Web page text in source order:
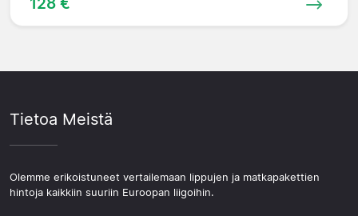
Tietoa Meistä
Olemme erikoistuneet vertailemaan lippujen ja matkapakettien
hintoja kaikkiin suuriin Euroopan liigoihin.